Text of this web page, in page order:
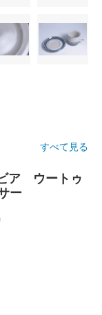
すべて見る
ア ウートゥ
ー